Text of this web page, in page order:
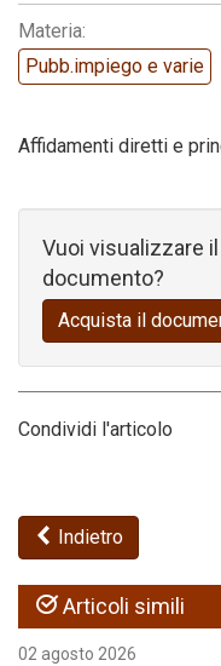
Codice della strada
Materia:
Pubb.impiego e varie
Affidamenti diretti e
Vuoi visualizzare
documento?
Acquista il
Condividi l'articolo
Indietro
Articoli simili
02 agosto 2026